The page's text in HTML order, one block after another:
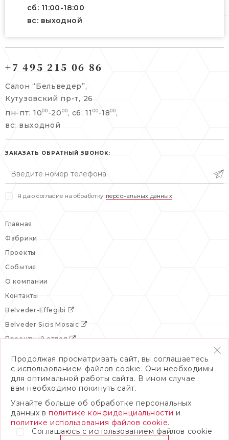
сб: 11:00-18:00
вс: выходной
info@belveder-e.ru
пн-пт: 10:00-20:00
сб, вс: выходной
Берсеневский переулок, 3/10с7
+7 495 477 45 43
info@belveder-e.ru
пн-пт: 10:00-19:00
сб: выходной
+7 495 215 06 86
Салон “Бельведер”,
Кутузовский пр-т, 26
пн-пт: 1000 -20 00, сб: 11 00-1800 ,
вс: выходной
ЗАКАЗАТЬ ОБРАТНЫЙ ЗВОНОК:
Я даю согласие на обработку персональных данных
Главная
Фабрики
Проекты
События
О компании
Контакты
Belveder-Effegibi
Belveder Sicis Mosaic
Проектный отдел
© 2026 БельведерПолитика конфиденциальности
Продолжая просматривать сайт, вы соглашаетесь
с использованием файлов cookie. Они необходимы
для оптимальной работы сайта. В ином случае
вам необходимо покинуть сайт.
Узнайте больше об обработке персональных
данных вполитике конфиденциальности и
политике использования файлов cookie.
Соглашаюсь с использованием файлов cookie